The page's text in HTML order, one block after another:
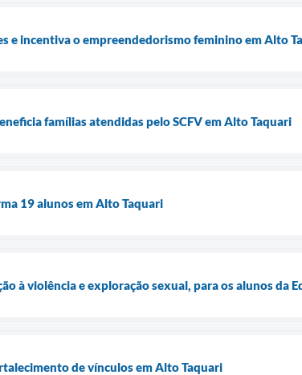
e incentiva o empreendedorismo feminino em Alto
famílias atendidas pelo SCFV em Alto Taquari
19 alunos em Alto Taquari
à violência e exploração sexual, para os alunos da
de vínculos em Alto Taquari